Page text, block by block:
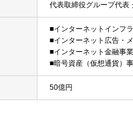
代表取締役グループ代
■インターネットインフ
■インターネット広告・
■インターネット金融事業
■暗号資産（仮想通貨）
50億円